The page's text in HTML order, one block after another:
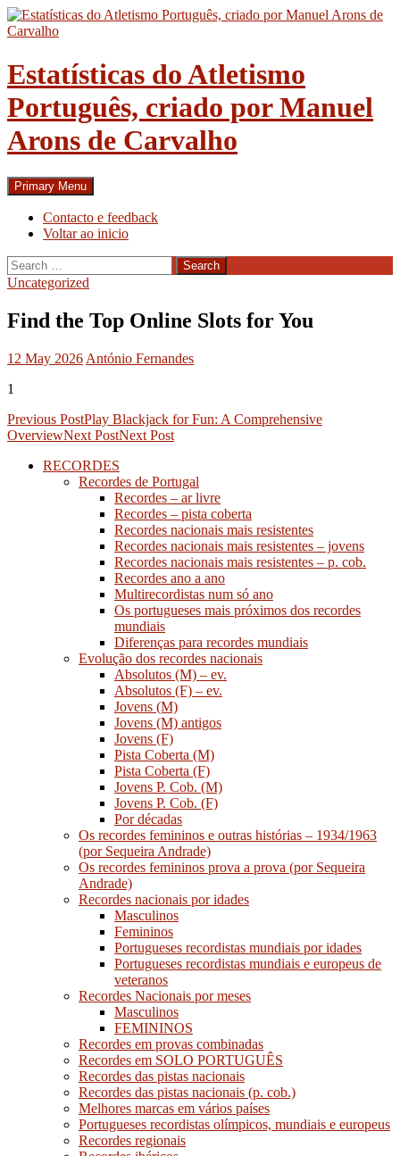
Skip
to
Estatísticas do Atletismo
Português, criado por Manuel
Arons de Carvalho
Search
Primary Menu
Contacto e feedback
Voltar ao inicio
Search
for:
Uncategorized
Find the Top Online Slots for You
12 May 2026 António Fernandes
1
Post
navigation
Previous PostPlay Blackjack for Fun: A Comprehensive
OverviewNext PostNext Post
RECORDES
Recordes de Portugal
Recordes – ar livre
Recordes – pista coberta
Recordes nacionais mais resistentes
Recordes nacionais mais resistentes – jovens
Recordes nacionais mais resistentes – p. cob.
Recordes ano a ano
Multirecordistas num só ano
Os portugueses mais próximos dos recordes
mundiais
Diferenças para recordes mundiais
Evolução dos recordes nacionais
Absolutos (M) – ev.
Absolutos (F) – ev.
Jovens (M)
Jovens (M) antigos
Jovens (F)
Pista Coberta (M)
Pista Coberta (F)
Jovens P. Cob. (M)
Jovens P. Cob. (F)
Por décadas
Os recordes femininos e outras histórias – 1934/1963
(por Sequeira Andrade)
Os recordes femininos prova a prova (por Sequeira
Andrade)
Recordes nacionais por idades
Masculinos
Femininos
Portugueses recordistas mundiais por idades
Portugueses recordistas mundiais e europeus de
veteranos
Recordes Nacionais por meses
Masculinos
FEMININOS
Recordes em provas combinadas
Recordes em SOLO PORTUGUÊS
Recordes das pistas nacionais
Recordes das pistas nacionais (p. cob.)
Melhores marcas em vários países
Portugueses recordistas olímpicos, mundiais e europeus
Recordes regionais